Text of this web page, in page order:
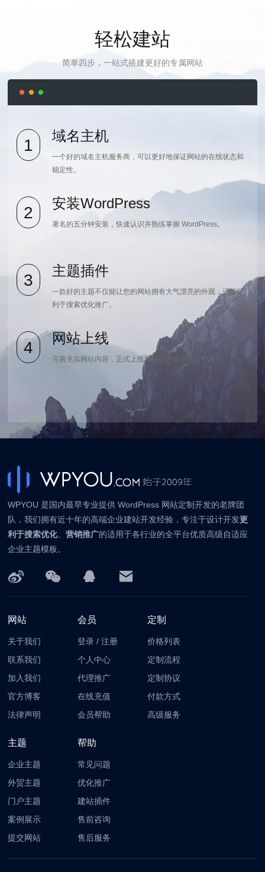
轻松建站
简单四步，一站式搭建更好的专属网站
1
域名主机
一个好的域名主机服务商，可以更好地保证网站的在线状态和
稳定性。
2
安装WordPress
著名的五分钟安装，快速认识并熟练掌握 WordPress。
3
主题插件
一款好的主题不仅能让您的网站拥有大气漂亮的外观，还能更
利于搜索优化推广。
4
网站上线
完善充实网站内容，正式上线网站并开展在线营销推广。
WPYOU 是国内最早专业提供 WordPress 网站定制开发的老牌团
队，我们拥有近十年的高端企业建站开发经验，专注于设计开发更
利于搜索优化、营销推广的适用于各行业的全平台优质高级自适应
企业主题模板。
网站
关于我们
联系我们
加入我们
官方博客
法律声明
会员
登录 /注册
个人中心
代理推广
在线充值
会员帮助
定制
价格列表
定制流程
定制协议
付款方式
高级服务
主题
企业主题
外贸主题
门户主题
案例展示
提交网站
帮助
常见问题
优化推广
建站插件
售前咨询
售后服务